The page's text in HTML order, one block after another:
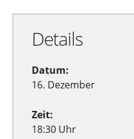
Details
Datum:
16. Dezember
Zeit:
18:30 Uhr